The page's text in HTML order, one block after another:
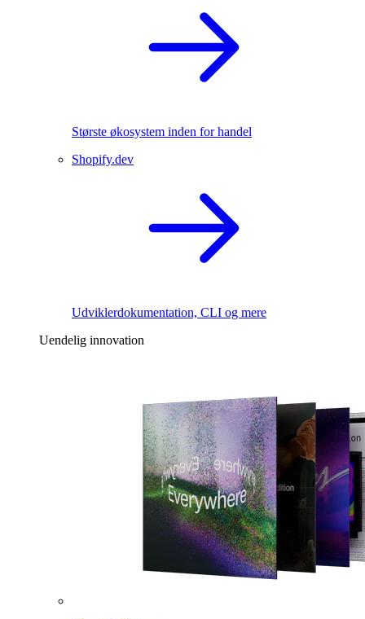
Største økosystem inden for handel
Shopify.dev
Udviklerdokumentation, CLI og mere
Uendelig innovation